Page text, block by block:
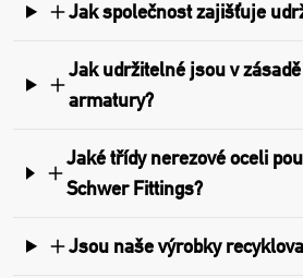
Jak společnost zajišťuje
Jak udržitelné jsou v
armatury?
Jaké třídy nerezové oceli
Schwer Fittings?
Jsou naše výrobky